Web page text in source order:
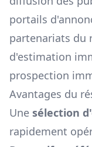
portails
partenariats du
d'estimation
prospection
Avantages du
Une sélection
rapidement